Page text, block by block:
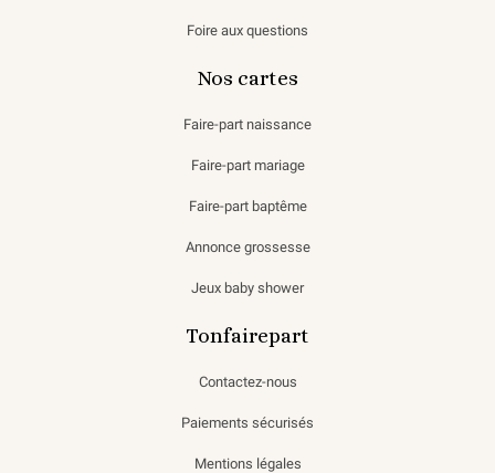
Foire aux questions
Nos cartes
Faire-part naissance
Faire-part mariage
Faire-part baptême
Annonce grossesse
Jeux baby shower
Tonfairepart
Contactez-nous
Paiements sécurisés
Mentions légales